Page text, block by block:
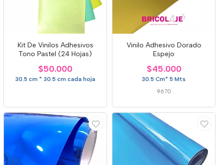
Kit De Vinilos Adhesivos
Tono Pastel (24 Hojas)
$50.000
30.5 cm * 30.5 cm cada hoja
Vinilo Adhesivo Dorado
Espejo
$45.000
30.5 Cm* 5 Mts
9670